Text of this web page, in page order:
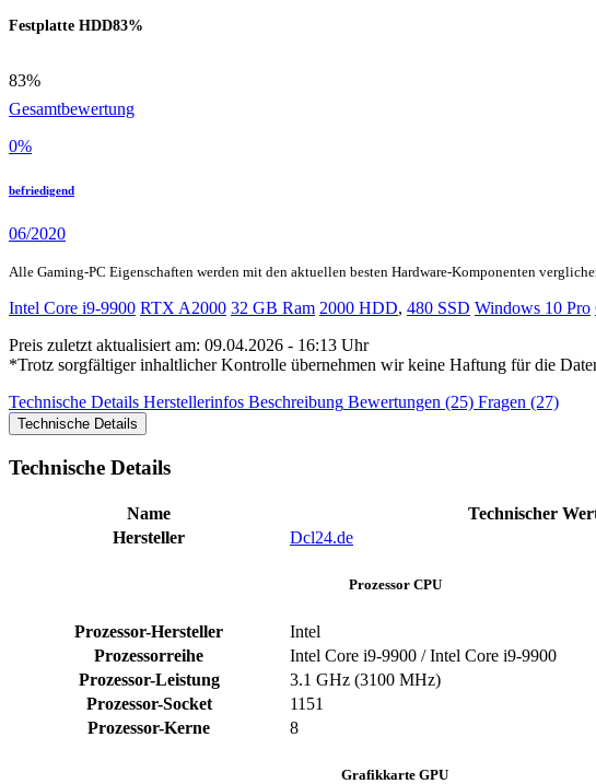
Festplatte HDD83%
83%
Gesamtbewertung
0%
befriedigend
06/2020
Alle Gaming-PC Eigenschaften werden mit den aktuellen besten Hardware-Komponenten
Intel Core i9-9900 RTX A2000 32 GB Ram 2000 HDD, 480 SSD Windows 10 Pro
Preis zuletzt aktualisiert am: 09.04.2026 - 16:13 Uhr
*Trotz sorgfältiger inhaltlicher Kontrolle übernehmen wir keine Haftung für die
Technische Details Herstellerinfos Beschreibung Bewertungen (25) Fragen (27)
Technische Details
Technische Details
Name
Technischer
Hersteller
Dcl24.de
Prozessor CPU
Prozessor-Hersteller
Intel
Prozessorreihe
Intel Core i9-9900 / Intel Core i9-9900
Prozessor-Leistung
3.1 GHz (3100 MHz)
Prozessor-Socket
1151
Prozessor-Kerne
8
Grafikkarte GPU